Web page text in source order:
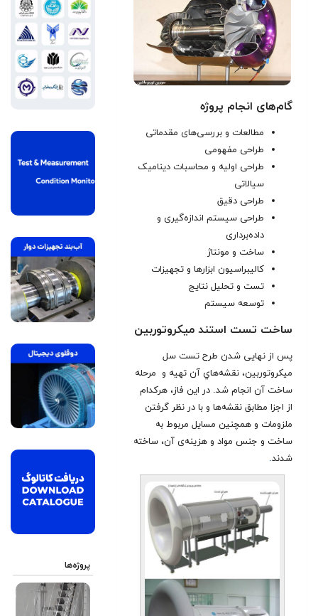
گام‌های انجام پروژه
مطالعات و بررسی‌های مقدماتی
طراحی مفهومی
طراحی اولیه و محاسبات دینامیک
سیالاتی
طراحی دقیق
طراحی سیستم اندازه‌گیری و
داده‌برداری
ساخت و مونتاژ
کالیبراسیون ابزارها و تجهیزات
تست و تحلیل نتایج
توسعه سیستم
ساخت تست استند میکروتوربین
پس از نهايی شدن طرح تست سل
میکروتوربین، نقشه‌هاي آن تهيه و مرحله
ساخت آن انجام شد. در اين فاز، هرکدام
از اجزا مطابق نقشه‌ها و با در نظر گرفتن
ملزومات و همچنين مسايل مربوط به
ساخت و جنس مواد و هزينه‌ی آن، ساخته
شدند.
پروژه‌ها